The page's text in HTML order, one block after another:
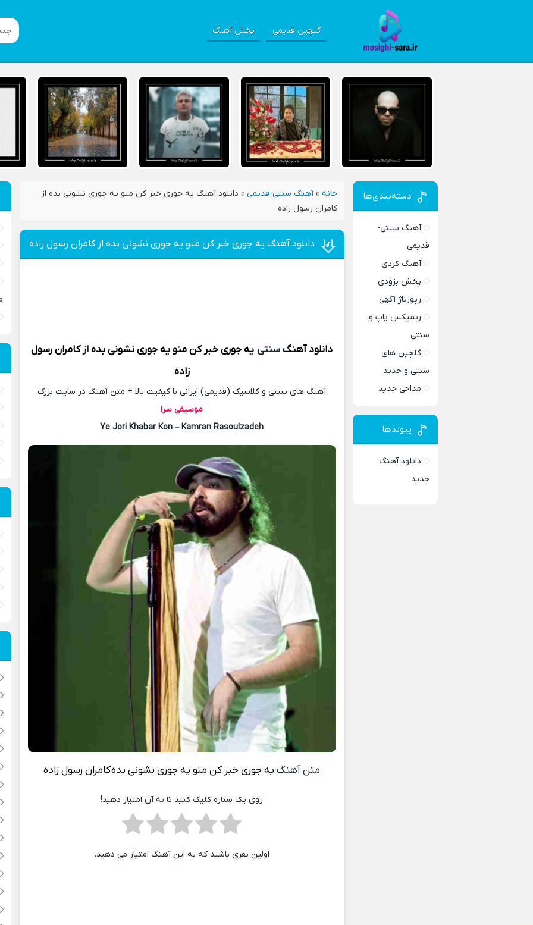
گلچین قدیمی پخش آهنگ
خانه »آهنگ سنتی-قدیمی » دانلود آهنگ یه جوری خبر کن منو یه جوری نشونی بده از
کامران رسول زاده
دانلود آهنگ یه جوری خبر کن منو یه جوری نشونی بده از کامران رسول زاده
دانلود آهنگ سنتی یه جوری خبر کن منو یه جوری نشونی بده ازکامران رسول
زاده
آهنگ های سنتی و کلاسیک (قدیمی) ایرانی با کیفیت بالا + متن آهنگ در سایت بزرگ
موسیقی سرا
Ye Jori Khabar Kon –Kamran Rasoulzadeh
متن آهنگ یه جوری خبر کن منو یه جوری نشونی بدهکامران رسول زاده
روی یک ستاره کلیک کنید تا به آن امتیاز دهید!
اولین نفری باشید که به این آهنگ امتیاز می دهید.
دسته‌بندی‌ها
آهنگ سنتی-
قدیمی
آهنگ کردی
پخش بزودی
رپورتاژ آگهی
ریمیکس پاپ و
سنتی
گلچین های
سنتی و جدید
مداحی جدید
پیوندها
دانلود آهنگ
جدید